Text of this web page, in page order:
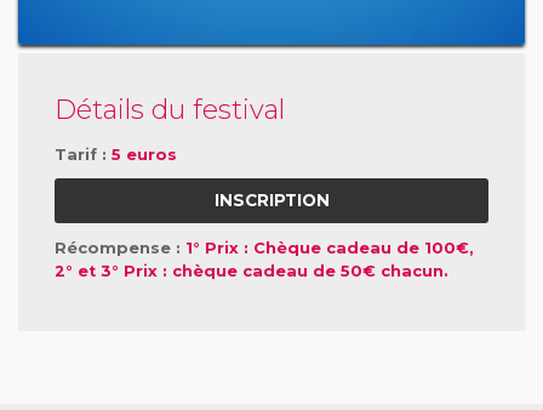
Détails du festival
Tarif : 5 euros
INSCRIPTION
Récompense : 1° Prix : Chèque cadeau de 100€,
2° et 3° Prix : chèque cadeau de 50€ chacun.